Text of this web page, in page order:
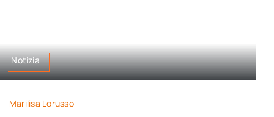
Notizia
Marilisa Lorusso